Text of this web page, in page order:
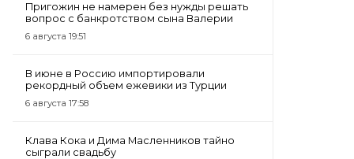
Пригожин не намерен без нужды решать
вопрос с банкротством сына Валерии
6 августа 19:51
В июне в Россию импортировали
рекордный объем ежевики из Турции
6 августа 17:58
Клава Кока и Дима Масленников тайно
сыграли свадьбу